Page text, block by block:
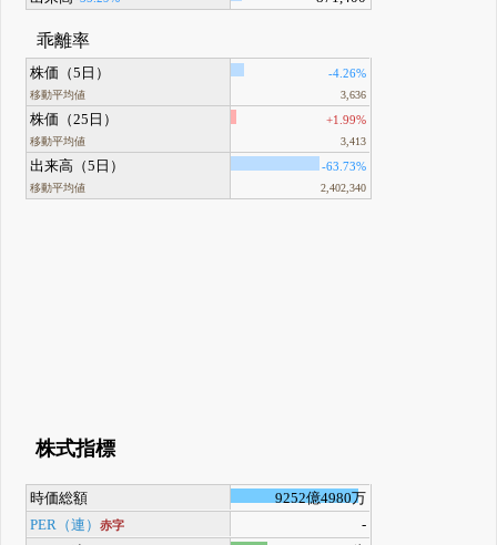
乖離率
株価（5日）
移動平均値
-4.26%
3,636
株価（25日）
移動平均値
+1.99%
3,413
出来高（5日）
移動平均値
-63.73%
2,402,340
株式指標
時価総額
9252億4980万
PER（連）赤字
-